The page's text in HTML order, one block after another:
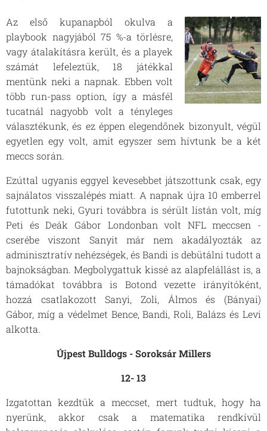
Az első kupanapból okulva a
playbook nagyjából 75 %-a törlésre,
vagy átalakításra került, és a playek
számát lefeleztük, 18 játékkal
mentünk neki a napnak. Ebben volt
több run-pass option, így a másfél
tucatnál nagyobb volt a tényleges
választékunk, és ez éppen elegendőnek bizonyult, végül
egyetlen egy volt, amit egyszer sem hívtunk be a két
meccs során.
Ezúttal ugyanis eggyel kevesebbet játszottunk csak, egy
sajnálatos visszalépés miatt. A napnak újra 10 emberrel
futottunk neki, Gyuri továbbra is sérült listán volt, míg
Peti és Deák Gábor Londonban volt NFL meccsen -
cserébe viszont Sanyit már nem akadályozták az
adminisztratív nehézségek, és Bandi is debütálni tudott a
bajnokságban. Megbolygattuk kissé az alapfelállást is, a
támadókat továbbra is Botond vezette irányítóként,
hozzá csatlakozott Sanyi, Zoli, Álmos és (Bányai)
Gábor, míg a védelmet Bence, Bandi, Roli, Balázs és Levi
alkotta.
Újpest Bulldogs - Soroksár Millers
12- 13
Izgatottan kezdtük a meccset, mert tudtuk, hogy ha
nyerünk, akkor csak a matematika rendkívül